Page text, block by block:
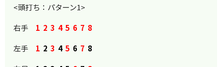
<頭打ち：パターン1>
右手 1 2 3 4 5 6 7 8
左手 1 2 3 45 6 7 8